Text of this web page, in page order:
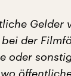
Gelder
der
oder